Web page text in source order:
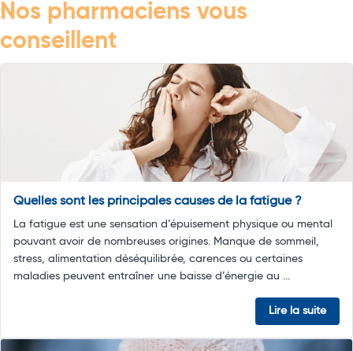
Nos pharmaciens vous
conseillent
Quelles sont les principales causes de la fatigue ?
La fatigue est une sensation d’épuisement physique ou mental
pouvant avoir de nombreuses origines. Manque de sommeil,
stress, alimentation déséquilibrée, carences ou certaines
maladies peuvent entraîner une baisse d’énergie au ...
Lire la suite